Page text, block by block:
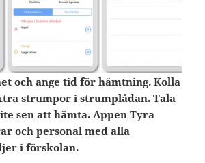
och ange tid för hämtning. Kolla
strumpor i strumplådan. Tala
sen att hämta. Appen Tyra
och personal med alla
i förskolan.